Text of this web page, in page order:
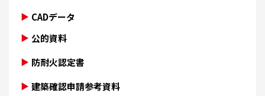
CADデータ
公的資料
防耐火認定書
建築確認申請参考資料